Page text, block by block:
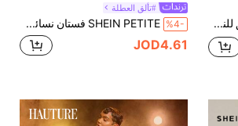
SHEIN MOD فستان قصير أنيق للنساء مطرز بالخرز والكشكشة، فستان حفلات، فستان متدفق، فستان ضيق، فستان أسود قصير، ملابس نسائية، فستان أسود
#تألق العطلة
%4- SHEIN PETITE فستان نسائي قصير بدون حمالات مزين بالخرز، بأسلوب بسيط، للارتداء اليومي، فساتين صيفية للنساء، للنساء ذوات القامة القصيرة
JOD4.61